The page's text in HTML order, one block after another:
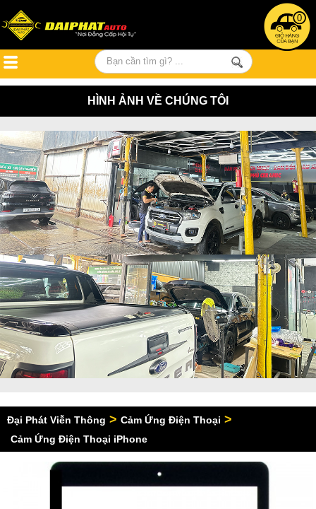
0
HÌNH ẢNH VỀ CHÚNG TÔI
Đại Phát Viễn Thông > Cảm Ứng Điện Thoại >
Cảm Ứng Điện Thoại iPhone